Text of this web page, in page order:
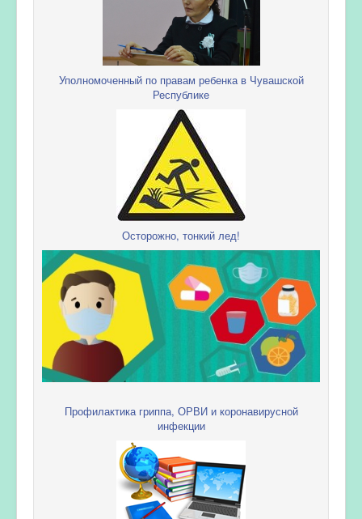
Уполномоченный по правам ребенка в Чувашской
Республике
Осторожно, тонкий лед!
Профилактика гриппа, ОРВИ и коронавирусной
инфекции